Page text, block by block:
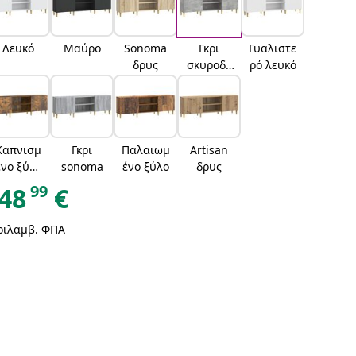
Λευκό Μαύρο
Sonoma
δρυς
Γκρι
σκυροδέ
ματος
Γυαλιστε
ρό λευκό
ξύλο
δρυός
Γκρι
sonoma
Παλαιωμ
ένο ξύλο
Artisan
δρυς
99 €
ΦΠΑ